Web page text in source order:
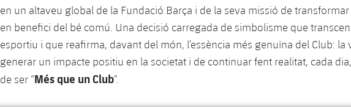
en un altaveu global de la Fundació Barça i de la seva missió de
en benefici del bé comú. Una decisió carregada de simbolisme que
esportiu i que reafirma, davant del món, l’essència més genuïna del Club: la
generar un impacte positiu en la societat i de continuar fent realitat, cada
de ser “Més que un Club”.